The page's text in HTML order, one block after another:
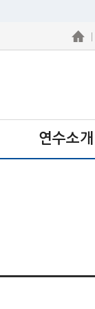
연수소개